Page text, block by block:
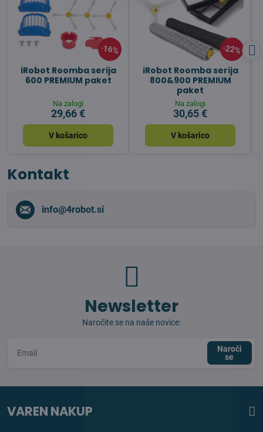
16%
iRobot Roomba serija
600 PREMIUM paket
Na zalogi
29,66 €
V košarico
22%
iRobot Roomba serija
800&900 PREMIUM
paket
Na zalogi
30,65 €
V košarico
Kontakt
info​@4robot​.si
Newsletter
Naročite se na naše novice:
Naroči
se
VAREN NAKUP